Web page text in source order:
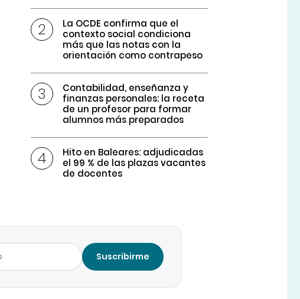
La OCDE confirma que el
contexto social condiciona
más que las notas con la
orientación como contrapeso
Contabilidad, enseñanza y
finanzas personales: la receta
de un profesor para formar
alumnos más preparados
Hito en Baleares: adjudicadas
el 99 % de las plazas vacantes
de docentes
Suscribirme